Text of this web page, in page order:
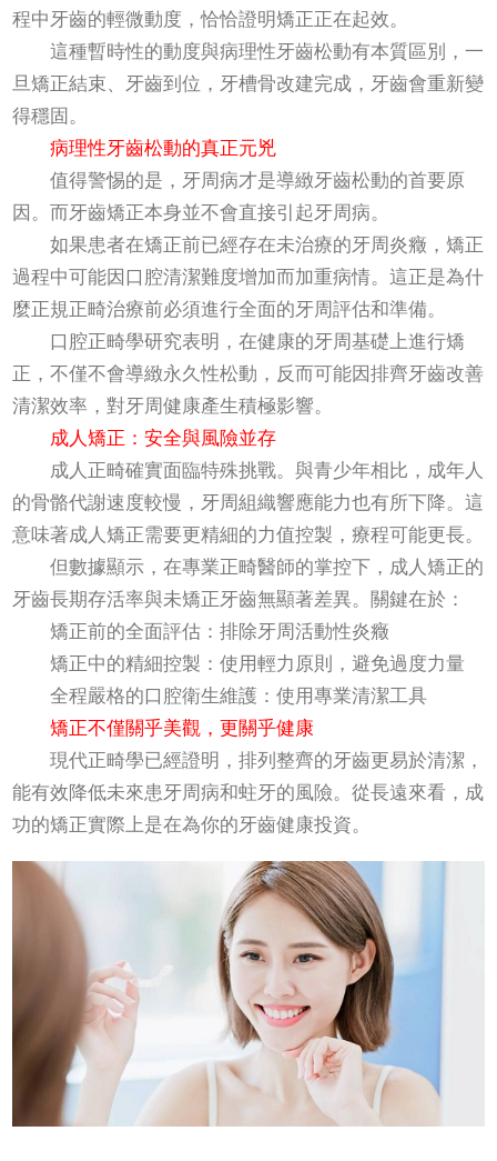
程中牙齒的輕微動度，恰恰證明矯正正在起效。
這種暫時性的動度與病理性牙齒松動有本質區別，一
旦矯正結束、牙齒到位，牙槽骨改建完成，牙齒會重新變
得穩固。
病理性牙齒松動的真正元兇
值得警惕的是，牙周病才是導緻牙齒松動的首要原
因。而牙齒矯正本身並不會直接引起牙周病。
如果患者在矯正前已經存在未治療的牙周炎癥，矯正
過程中可能因口腔清潔難度增加而加重病情。這正是為什
麼正規正畸治療前必須進行全面的牙周評估和準備。
口腔正畸學研究表明，在健康的牙周基礎上進行矯
正，不僅不會導緻永久性松動，反而可能因排齊牙齒改善
清潔效率，對牙周健康產生積極影響。
成人矯正：安全與風險並存
成人正畸確實面臨特殊挑戰。與青少年相比，成年人
的骨骼代謝速度較慢，牙周組織響應能力也有所下降。這
意味著成人矯正需要更精細的力值控製，療程可能更長。
但數據顯示，在專業正畸醫師的掌控下，成人矯正的
牙齒長期存活率與未矯正牙齒無顯著差異。關鍵在於：
矯正前的全面評估：排除牙周活動性炎癥
矯正中的精細控製：使用輕力原則，避免過度力量
全程嚴格的口腔衛生維護：使用專業清潔工具
矯正不僅關乎美觀，更關乎健康
現代正畸學已經證明，排列整齊的牙齒更易於清潔，
能有效降低未來患牙周病和蛀牙的風險。從長遠來看，成
功的矯正實際上是在為你的牙齒健康投資。